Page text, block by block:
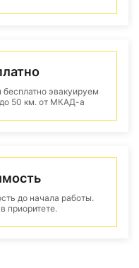
эвакуируем
50 км. от МКАД-а
до начала работы.
приоритете.